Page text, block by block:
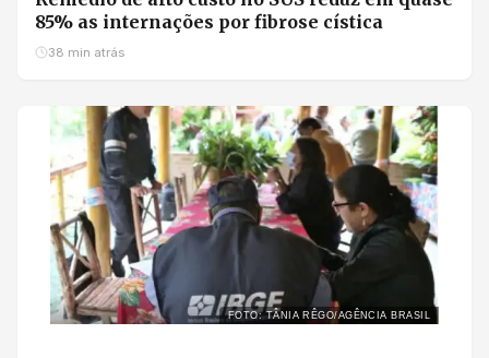
85% as internações por fibrose cística
38 min atrás
FOTO: TÂNIA RÊGO/AGÊNCIA BRASIL